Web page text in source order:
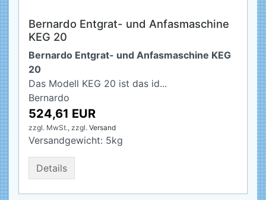
Bernardo Entgrat- und Anfasmaschine
KEG 20
Bernardo Entgrat- und Anfasmaschine KEG
20
Das Modell KEG 20 ist das id...
Bernardo
524,61 EUR
zzgl. MwSt., zzgl. Versand
Versandgewicht: 5kg
Details